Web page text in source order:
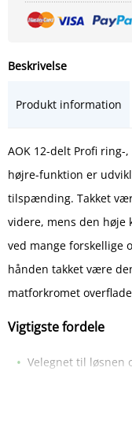
Beskrivelse
Produkt information
AOK 12-delt Profi
højre-funktion er
tilspænding. Takket
videre, mens den høje
ved mange forskellige
hånden takket være
matforkromet
Vigtigste fordele
Velegnet til